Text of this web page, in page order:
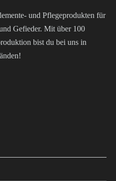
und Pflegeprodukten für
Gefieder. Mit über 100
bist du bei uns in